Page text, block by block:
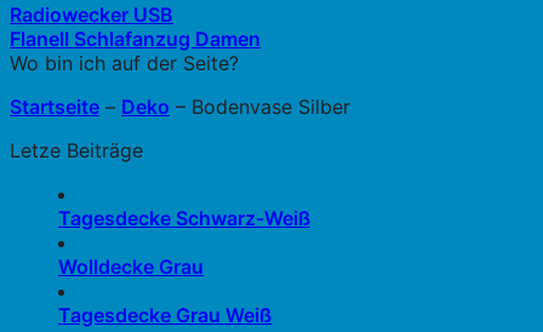
Radiowecker USB
Flanell Schlafanzug Damen
Wo bin ich auf der Seite?
Startseite – Deko – Bodenvase Silber
Letze Beiträge
Tagesdecke Schwarz-Weiß
Wolldecke Grau
Tagesdecke Grau Weiß